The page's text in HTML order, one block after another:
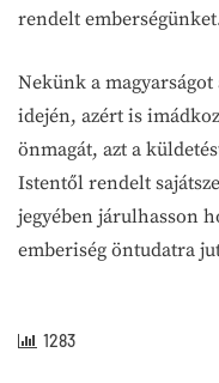
rendelt
Nekünk a
idején, azért is
önmagát, azt a
Istentől rendelt
jegyében járulhasson
emberiség öntudatra
1283